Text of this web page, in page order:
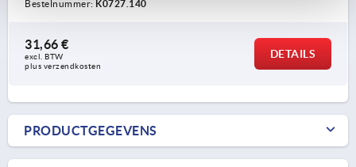
Bestelnummer: K0727.140
31,66 €
excl. BTW
plus verzendkosten
DETAILS
PRODUCTGEGEVENS